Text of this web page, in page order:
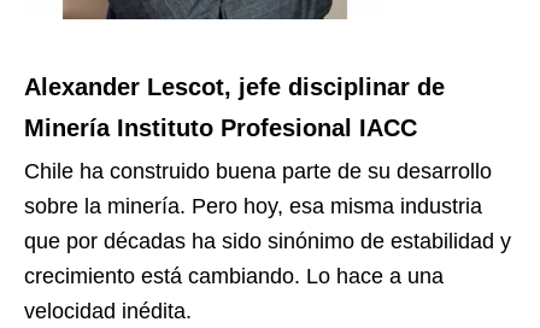
Alexander Lescot, jefe disciplinar de
Minería Instituto Profesional IACC
Chile ha construido buena parte de su desarrollo
sobre la minería. Pero hoy, esa misma industria
que por décadas ha sido sinónimo de estabilidad y
crecimiento está cambiando. Lo hace a una
velocidad inédita.